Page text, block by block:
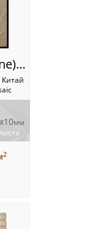
090-305P (Travertine) (M090-305P)
Китай
мм
2